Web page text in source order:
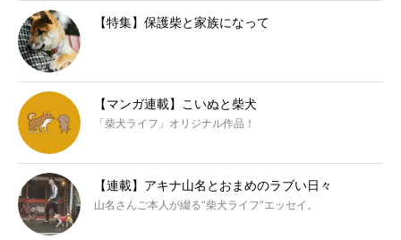
【特集】保護柴と家族になって
【マンガ連載】こいぬと柴犬
「柴犬ライフ」オリジナル作品！
【連載】アキナ山名とおまめのラブい日々
山名さんご本人が綴る“柴犬ライフ”エッセイ。